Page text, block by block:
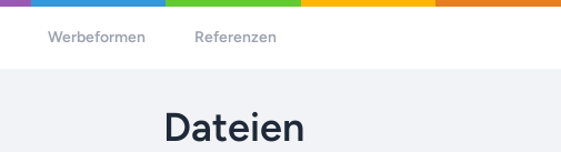
Werbeformen Referenzen
Dateien